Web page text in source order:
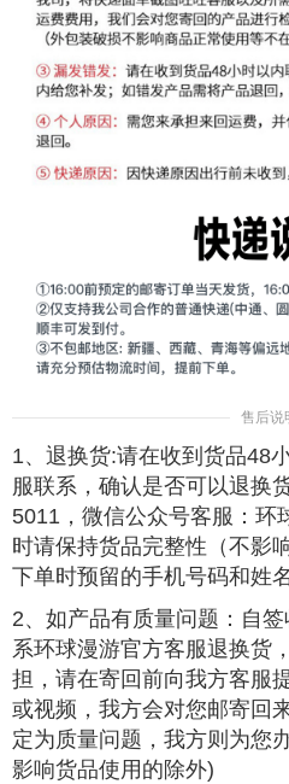
售后说
1、退换货:请在收到货品48
服联系，确认是否可以退换
5011，微信公众号客服：环
时请保持货品完整性（不影
下单时预留的手机号码和姓
2、如产品有质量问题：自
系环球漫游官方客服退换货
担，请在寄回前向我方客服
或视频，我方会对您邮寄回
定为质量问题，我方则为您
影响货品使用的除外)